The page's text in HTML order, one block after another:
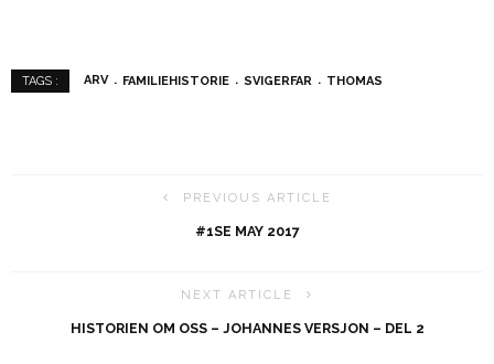
TAGS : ARV FAMILIEHISTORIE SVIGERFAR THOMAS
PREVIOUS ARTICLE
#1SE MAY 2017
NEXT ARTICLE
HISTORIEN OM OSS – JOHANNES VERSJON – DEL 2